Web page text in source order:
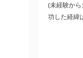
(未経験か
功した経緯